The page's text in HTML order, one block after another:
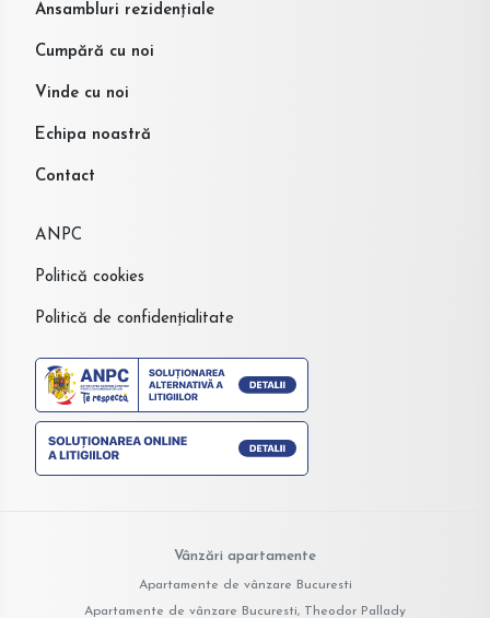
Ansambluri rezidențiale
Cumpără cu noi
Vinde cu noi
Echipa noastră
Contact
ANPC
Politică cookies
Politică de confidențialitate
Vânzări apartamente
Apartamente de vânzare Bucuresti
Apartamente de vânzare Bucuresti, Theodor Pallady